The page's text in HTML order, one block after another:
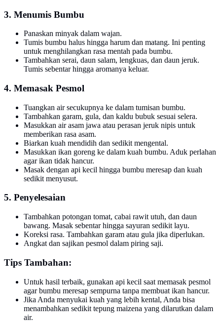
3. Menumis Bumbu
Panaskan minyak dalam wajan.
Tumis bumbu halus hingga harum dan matang. Ini penting
untuk menghilangkan rasa mentah pada bumbu.
Tambahkan serai, daun salam, lengkuas, dan daun jeruk.
Tumis sebentar hingga aromanya keluar.
4. Memasak Pesmol
Tuangkan air secukupnya ke dalam tumisan bumbu.
Tambahkan garam, gula, dan kaldu bubuk sesuai selera.
Masukkan air asam jawa atau perasan jeruk nipis untuk
memberikan rasa asam.
Biarkan kuah mendidih dan sedikit mengental.
Masukkan ikan goreng ke dalam kuah bumbu. Aduk perlahan
agar ikan tidak hancur.
Masak dengan api kecil hingga bumbu meresap dan kuah
sedikit menyusut.
5. Penyelesaian
Tambahkan potongan tomat, cabai rawit utuh, dan daun
bawang. Masak sebentar hingga sayuran sedikit layu.
Koreksi rasa. Tambahkan garam atau gula jika diperlukan.
Angkat dan sajikan pesmol dalam piring saji.
Tips Tambahan:
Untuk hasil terbaik, gunakan api kecil saat memasak pesmol
agar bumbu meresap sempurna tanpa membuat ikan hancur.
Jika Anda menyukai kuah yang lebih kental, Anda bisa
menambahkan sedikit tepung maizena yang dilarutkan dalam
air.